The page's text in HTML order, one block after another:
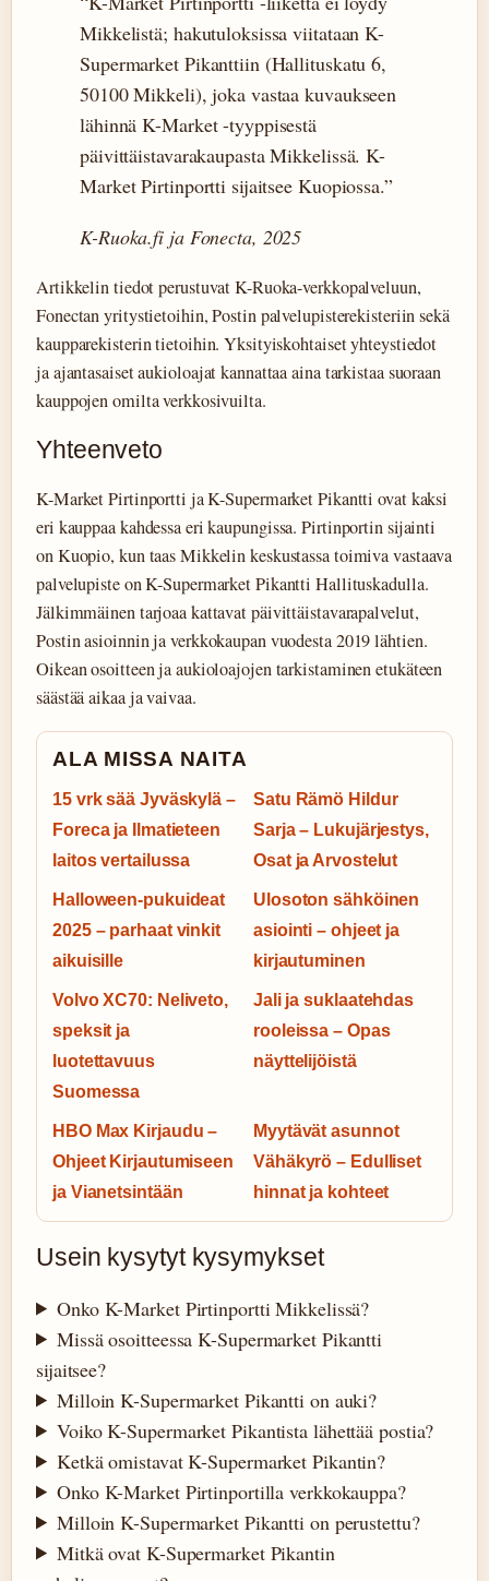
Mikkelistä; hakutuloksissa viitataan K-
Supermarket Pikanttiin (Hallituskatu 6,
50100 Mikkeli), joka vastaa kuvaukseen
lähinnä K-Market -tyyppisestä
päivittäistavarakaupasta Mikkelissä. K-
Market Pirtinportti sijaitsee Kuopiossa.”
K-Ruoka.fi ja Fonecta, 2025
Artikkelin tiedot perustuvat K-Ruoka-verkkopalveluun,
Fonectan yritystietoihin, Postin palvelupisterekisteriin sekä
kaupparekisterin tietoihin. Yksityiskohtaiset yhteystiedot
ja ajantasaiset aukioloajat kannattaa aina tarkistaa suoraan
kauppojen omilta verkkosivuilta.
Yhteenveto
K-Market Pirtinportti ja K-Supermarket Pikantti ovat kaksi
eri kauppaa kahdessa eri kaupungissa. Pirtinportin sijainti
on Kuopio, kun taas Mikkelin keskustassa toimiva vastaava
palvelupiste on K-Supermarket Pikantti Hallituskadulla.
Jälkimmäinen tarjoaa kattavat päivittäistavarapalvelut,
Postin asioinnin ja verkkokaupan vuodesta 2019 lähtien.
Oikean osoitteen ja aukioloajojen tarkistaminen etukäteen
säästää aikaa ja vaivaa.
ALA MISSA NAITA
15 vrk sää Jyväskylä –
Foreca ja Ilmatieteen
laitos vertailussa
Satu Rämö Hildur
Sarja – Lukujärjestys,
Osat ja Arvostelut
Halloween-pukuideat
2025 – parhaat vinkit
aikuisille
Ulosoton sähköinen
asiointi – ohjeet ja
kirjautuminen
Volvo XC70: Neliveto,
speksit ja
luotettavuus
Suomessa
Jali ja suklaatehdas
rooleissa – Opas
näyttelijöistä
HBO Max Kirjaudu –
Ohjeet Kirjautumiseen
ja Vianetsintään
Myytävät asunnot
Vähäkyrö – Edulliset
hinnat ja kohteet
Usein kysytyt kysymykset
Onko K-Market Pirtinportti Mikkelissä?
Missä osoitteessa K-Supermarket Pikantti
sijaitsee?
Milloin K-Supermarket Pikantti on auki?
Voiko K-Supermarket Pikantista lähettää postia?
Ketkä omistavat K-Supermarket Pikantin?
Onko K-Market Pirtinportilla verkkokauppa?
Milloin K-Supermarket Pikantti on perustettu?
Mitkä ovat K-Supermarket Pikantin